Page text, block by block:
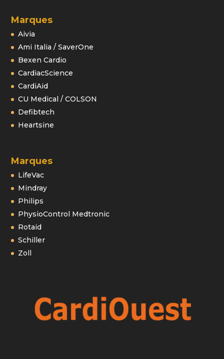
Marques
Aivia
Ami Italia / SaverOne
Bexen Cardio
CardiacScience
CardiAid
CU Medical / COLSON
Defibtech
Heartsine
Marques
LifeVac
Mindray
Philips
PhysioControl Medtronic
Rotaid
Schiller
Zoll